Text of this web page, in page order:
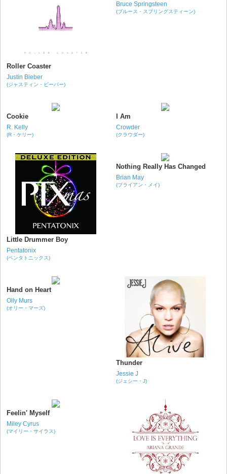
Roller Coaster
Justin Bieber
(ジャスティン・ビーバー)
Bruce Springsteen
(ブルース・スプリングスティーン)
Cookie
R. Kelly
(R・ケリー)
I Am
Crowder
(クラウダー)
Little Drummer Boy
Pentatonix
(ペンタトニックス)
Nothing Really Has Changed
Brian May
(ブライアン・メイ)
Hand on Heart
Olly Murs
(オリー・マーズ)
Thunder
Jessie J
(ジェシー・J)
Feelin' Myself
Miley Cyrus
(マイリー・サイラス)